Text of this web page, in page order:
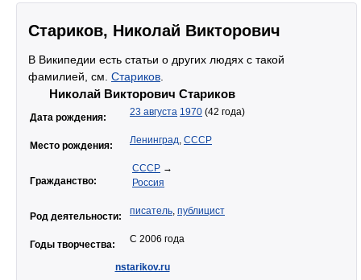
Стариков, Николай Викторович
В Википедии есть статьи о других людях с такой
фамилией, см. Стариков
Николай Викторович Стариков
Дата рождения: 23 августа 1970 (42 года)
Место рождения: Ленинград, СССР
Гражданство:
СССР →
Россия
Род деятельности: писатель, публицист
Годы творчества: С 2006 года
nstarikov.ru